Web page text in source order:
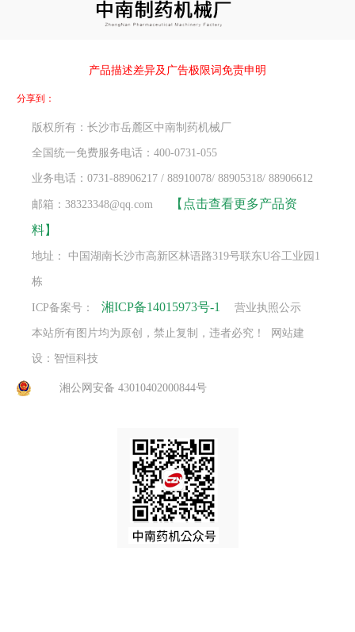
产品描述差异及广告极限词免责申明
分享到：
版权所有：长沙市岳麓区中南制药机械厂
全国统一免费服务电话：400-0731-055
业务电话：0731-88906217 / 88910078/ 88905318/ 88906612
邮箱：38323348@qq.com
【点击查看更多产品资
料】
地址： 中国湖南长沙市高新区林语路319号联东U谷工业园1
栋
ICP备案号： 湘ICP备14015973号-1 营业执照公示
本站所有图片均为原创，禁止复制，违者必究！ 网站建
设：智恒科技
湘公网安备 43010402000844号